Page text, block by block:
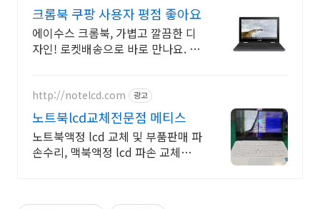
크롬북 쿠팡 사용자 평점 좋아요
에이수스 크롬북, 가볍고 깔끔한 디
자인! 로켓배송으로 바로 만나요. 용
http://notelcd.com 광고
노트북lcd교체전문점 메티스
노트북액정 lcd 교체 및 부품판매 파
손수리, 맥북액정 lcd 파손 교체수리